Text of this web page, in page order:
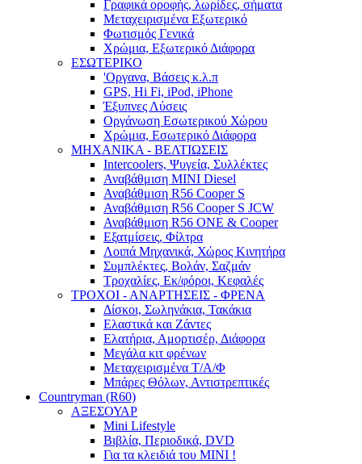
Γραφικά οροφής, λωρίδες, σήματα
Μεταχειρισμένα Εξωτερικό
Φωτισμός Γενικά
Χρώμια, Εξωτερικό Διάφορα
ΕΣΩΤΕΡΙΚΟ
'Οργανα, Βάσεις κ.λ.π
GPS, Hi Fi, iPod, iPhone
Έξυπνες Λύσεις
Οργάνωση Εσωτερικού Χώρου
Χρώμια, Εσωτερικό Διάφορα
ΜΗΧΑΝΙΚΑ - ΒΕΛΤΙΩΣΕΙΣ
Intercoolers, Ψυγεία, Συλλέκτες
Αναβάθμιση MINI Diesel
Αναβάθμιση R56 Cooper S
Αναβάθμιση R56 Cooper S JCW
Αναβάθμιση R56 ONE & Cooper
Εξατμίσεις, Φίλτρα
Λοιπά Μηχανικά, Χώρος Κινητήρα
Συμπλέκτες, Βολάν, Σαζμάν
Τροχαλίες, Εκ/φόροι, Κεφαλές
ΤΡΟΧΟΙ - ΑΝΑΡΤΗΣΕΙΣ - ΦΡΕΝΑ
Δίσκοι, Σωληνάκια, Τακάκια
Ελαστικά και Ζάντες
Ελατήρια, Αμορτισέρ, Διάφορα
Μεγάλα κιτ φρένων
Μεταχειρισμένα Τ/Α/Φ
Μπάρες Θόλων, Αντιστρεπτικές
Countryman (R60)
ΑΞΕΣΟΥΑΡ
Mini Lifestyle
Βιβλία, Περιοδικά, DVD
Για τα κλειδιά του MINI !